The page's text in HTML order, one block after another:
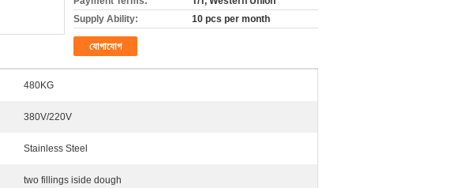
Supply Ability:
10 pcs per month
যোগাযোগ
480KG
380V/220V
Stainless Steel
two fillings iside dough